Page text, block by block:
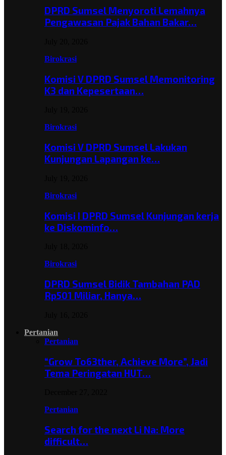
DPRD Sumsel Menyoroti Lemahnya
Pengawasan Pajak Bahan Bakar…
Birokrasi
Komisi V DPRD Sumsel Memonitoring
K3 dan Kepesertaan…
Birokrasi
Komisi V DPRD Sumsel Lakukan
Kunjungan Lapangan ke…
Birokrasi
Komisi I DPRD Sumsel Kunjungan kerja
ke Diskominfo…
Birokrasi
DPRD Sumsel Bidik Tambahan PAD
Rp501 Miliar, Hanya…
Pertanian
Pertanian
“Grow To63ther, Achieve More”, Jadi
Tema Peringatan HUT…
Pertanian
Search for the next Li Na: More
difficult…